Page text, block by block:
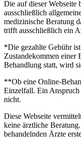
Die auf dieser Webseite
ausschließlich
medizinische Beratung
trifft ausschließlich ein
*Die gezahlte Gebühr
Zustandekommen einer
Behandlung statt, wird
**Ob eine Online-
Einzelfall. Ein Anspruch
nicht.
Diese Webseite
keine ärztliche
behandelnden Ärzte